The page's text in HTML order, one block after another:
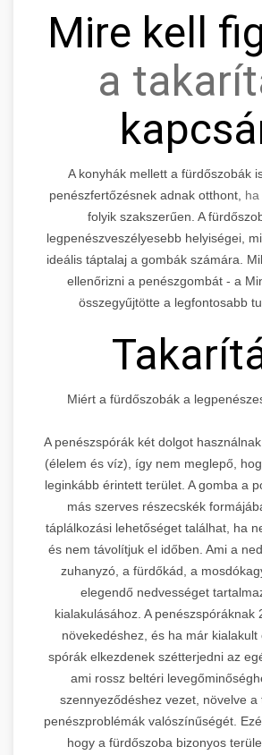
Mire kell
a
A konyhák mellett a fürdőszobák
penészfertőzésnek adnak otthont,
folyik szakszerűen. A
legpenészveszélyesebb helyiségei,
ideális táptalaj a gombák számára.
ellenőrizni a penészgombát - a
összegyűjtötte a legfontosabb
Miért a fürdőszobák a
A penészspórák két dolgot
(élelem és víz), így nem meglepő,
leginkább érintett terület. A gomba a
más szerves részecskék
táplálkozási lehetőséget találhat, ha
és nem távolítjuk el időben. Ami a
zuhanyzó, a fürdőkád, a
elegendő nedvességet
kialakulásához. A penészspóráknak
növekedéshez, és ha már kialakult
spórák elkezdenek szétterjedni az
ami rossz beltéri
szennyeződéshez vezet, növelve a
penészproblémák valószínűségét.
hogy a fürdőszoba bizonyos